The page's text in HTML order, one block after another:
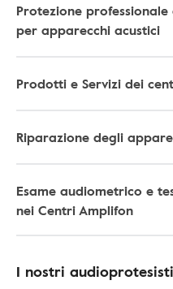
Protezione
per apparecchi acustici
Prodotti e Servizi dei
Riparazione degli
Esame audiometrico e
nei Centri Amplifon
I nostri